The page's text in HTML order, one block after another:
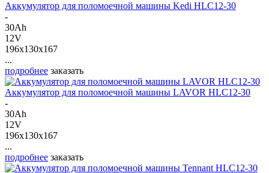
Аккумулятор для поломоечной машины Kedi HLC12-30
-
30Ah
12V
196x130x167
...
подробнее заказать
Аккумулятор для поломоечной машины LAVOR HLC12-30
-
30Ah
12V
196x130x167
...
подробнее заказать